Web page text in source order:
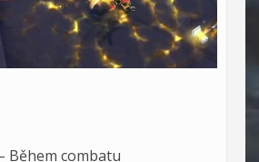
Během combatu